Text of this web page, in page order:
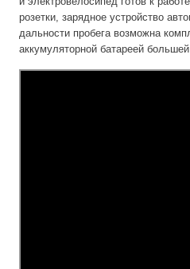
розетки, зарядное устройство
дальности пробега возможна
аккумуляторной батареей